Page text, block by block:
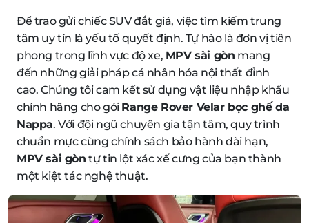
Để trao gửi chiếc SUV đắt giá, việc tìm kiếm trung
tâm uy tín là yếu tố quyết định. Tự hào là đơn vị tiên
phong trong lĩnh vực độ xe, MPV sài gòn mang
đến những giải pháp cá nhân hóa nội thất đỉnh
cao. Chúng tôi cam kết sử dụng vật liệu nhập khẩu
chính hãng cho gói Range Rover Velar bọc ghế da
Nappa. Với đội ngũ chuyên gia tận tâm, quy trình
chuẩn mực cùng chính sách bảo hành dài hạn,
MPV sài gòn tự tin lột xác xế cưng của bạn thành
một kiệt tác nghệ thuật.